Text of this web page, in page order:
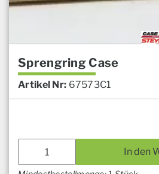
Sprengring Case
Artikel Nr: 67573C1
In den